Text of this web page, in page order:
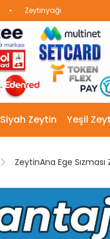
Zeytinyağı
Siyah Zeytin Yeşil
ZeytinAna Ege